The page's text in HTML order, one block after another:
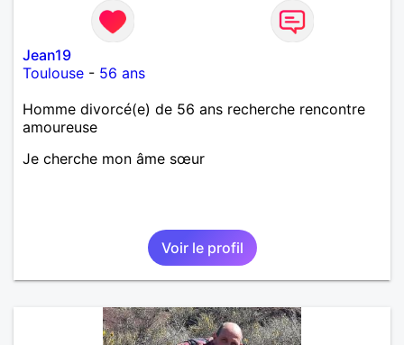
Jean19
Toulouse - 56 ans
Homme divorcé(e) de 56 ans recherche rencontre
amoureuse
Je cherche mon âme sœur
Voir le profil